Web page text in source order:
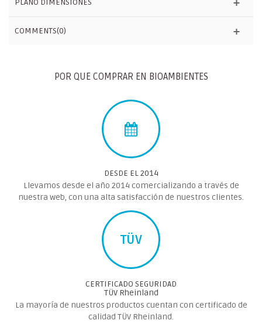
PLANO DIMENSIONES
COMMENTS(0)
POR QUE COMPRAR EN BIOAMBIENTES
DESDE EL 2014
Llevamos desde el año 2014 comercializando a través de
nuestra web, con una alta satisfacción de nuestros clientes.
TÜV
CERTIFICADO SEGURIDAD
TÜV Rheinland
La mayoría de nuestros productos cuentan con certificado de
calidad TÜV Rheinland.